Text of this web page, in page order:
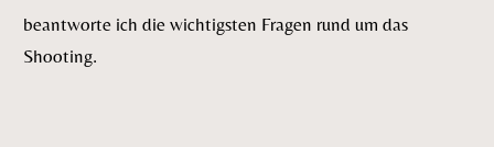
beantworte ich die wichtigsten Fragen rund um das
Shooting.